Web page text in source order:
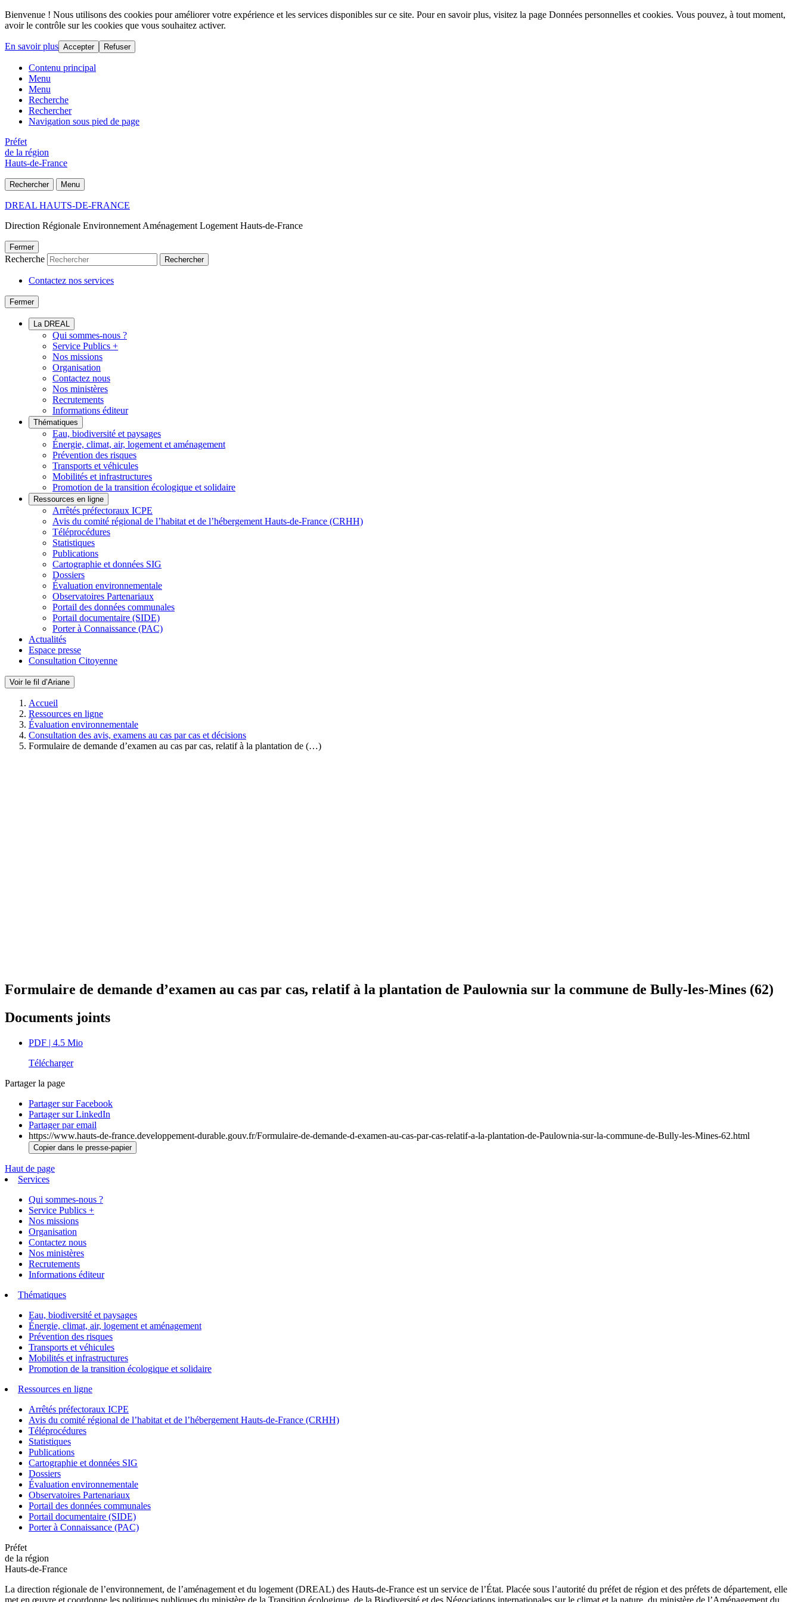
Bienvenue ! Nous utilisons des cookies pour améliorer votre expérience et les services disponibles sur ce site. Pour en savoir plus, visitez la page Données personnelles et cookies. Vous pouvez, à tout moment,
avoir le contrôle sur les cookies que vous souhaitez activer.
En savoir plus Accepter Refuser
Contenu principal
Menu
Menu
Recherche
Rechercher
Navigation sous pied de page
Préfet
de la région
Hauts-de-France
Rechercher Menu
DREAL HAUTS-DE-FRANCE
Direction Régionale Environnement Aménagement Logement Hauts-de-France
Fermer
Recherche Rechercher
Contactez nos services
Fermer
La DREAL
Qui sommes-nous ?
Service Publics +
Nos missions
Organisation
Contactez nous
Nos ministères
Recrutements
Informations éditeur
Thématiques
Eau, biodiversité et paysages
Énergie, climat, air, logement et aménagement
Prévention des risques
Transports et véhicules
Mobilités et infrastructures
Promotion de la transition écologique et solidaire
Ressources en ligne
Arrêtés préfectoraux ICPE
Avis du comité régional de l’habitat et de l’hébergement Hauts-de-France (CRHH)
Téléprocédures
Statistiques
Publications
Cartographie et données SIG
Dossiers
Évaluation environnementale
Observatoires Partenariaux
Portail des données communales
Portail documentaire (SIDE)
Porter à Connaissance (PAC)
Actualités
Espace presse
Consultation Citoyenne
Voir le fil d’Ariane
Accueil
Ressources en ligne
Évaluation environnementale
Consultation des avis, examens au cas par cas et décisions
Formulaire de demande d’examen au cas par cas, relatif à la plantation de (…)
Formulaire de demande d’examen au cas par cas, relatif à la plantation de Paulownia sur la commune de Bully-les-Mines (62)
Documents joints
PDF | 4.5 Mio
Télécharger
Partager la page
Partager sur Facebook
Partager sur LinkedIn
Partager par email
https://www.hauts-de-france.developpement-durable.gouv.fr/Formulaire-de-demande-d-examen-au-cas-par-cas-relatif-a-la-plantation-de-Paulownia-sur-la-commune-de-Bully-les-Mines-62.html
Copier dans le presse-papier
Haut de page
Services
Qui sommes-nous ?
Service Publics +
Nos missions
Organisation
Contactez nous
Nos ministères
Recrutements
Informations éditeur
Thématiques
Eau, biodiversité et paysages
Énergie, climat, air, logement et aménagement
Prévention des risques
Transports et véhicules
Mobilités et infrastructures
Promotion de la transition écologique et solidaire
Ressources en ligne
Arrêtés préfectoraux ICPE
Avis du comité régional de l’habitat et de l’hébergement Hauts-de-France (CRHH)
Téléprocédures
Statistiques
Publications
Cartographie et données SIG
Dossiers
Évaluation environnementale
Observatoires Partenariaux
Portail des données communales
Portail documentaire (SIDE)
Porter à Connaissance (PAC)
Préfet
de la région
Hauts-de-France
La direction régionale de l’environnement, de l’aménagement et du logement (DREAL) des Hauts-de-France est un service de l’État. Placée sous l’autorité du préfet de région et des préfets de département, elle
met en œuvre et coordonne les politiques publiques du ministère de la Transition écologique, de la Biodiversité et des Négociations internationales sur le climat et la nature, du ministère de l’Aménagement du